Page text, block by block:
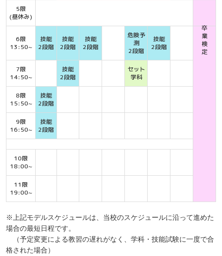
卒
業
検
定
5限
(昼休み)
6限
13:50~
技能
2段階
技能
2段階
技能
2段階
危険予
測
2段階
技能
2段階
7限
14:50~
技能
2段階
セット
学科
8限
15:50~
技能
2段階
9限
16:50~
技能
2段階
10限
18:00~
11限
19:00~
※上記モデルスケジュールは、当校のスケジュールに沿って進めた
場合の最短日程です。
（予定変更による教習の遅れがなく、学科・技能試験に一度で合
格された場合）